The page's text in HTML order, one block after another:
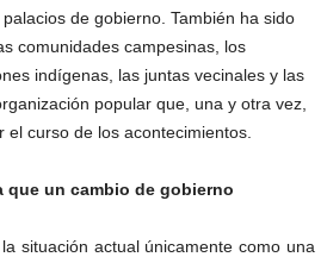
de gobierno. También ha sido
comunidades campesinas, los
indígenas, las juntas vecinales y las
popular que, una y otra vez,
curso de los acontecimientos.
que un cambio de gobierno
situación actual únicamente como una